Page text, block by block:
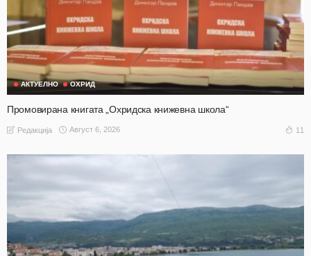
АКТУЕЛНО ОХРИД
Промовирана книгата „Охридска книжевна школа“
Редакција Август 6, 2026 11